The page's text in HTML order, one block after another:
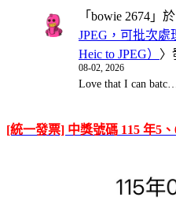
「 bowie 2674 」
JPEG，可批次處
Heic to JPEG） 〉
08-02, 2026
Love that I can
[統一發票] 中獎號碼 115 年5、